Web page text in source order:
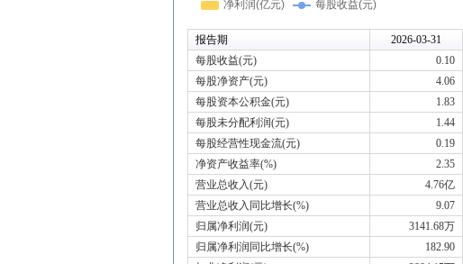
报告期 2026-03-31
每股收益(元)
0.10
每股净资产(元)
4.06
每股资本公积金(元)
1.83
每股未分配利润(元)
1.44
每股经营性现金流(元)
0.19
净资产收益率(%)
2.35
营业总收入(元)
4.76亿
营业总收入同比增长(%)
9.07
归属净利润(元)
3141.68万
归属净利润同比增长(%)
182.90